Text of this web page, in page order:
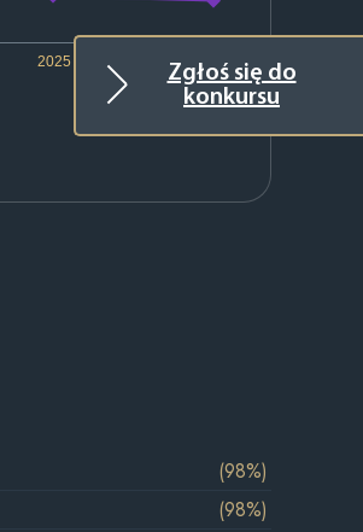
Zgłoś się do
konkursu
2025 2026
(98%)
(98%)